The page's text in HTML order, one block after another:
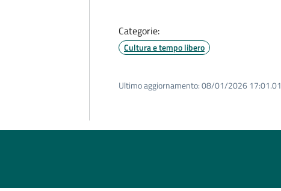
Categorie:
Cultura e tempo libero
Ultimo aggiornamento:08/01/2026 17:01.01